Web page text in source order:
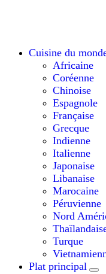
Cuisine du
Africaine
Coréenne
Chinoise
Espagnole
Française
Grecque
Indienne
Italienne
Japonaise
Libanaise
Marocaine
Péruvienne
Nord
Turque
Plat principal